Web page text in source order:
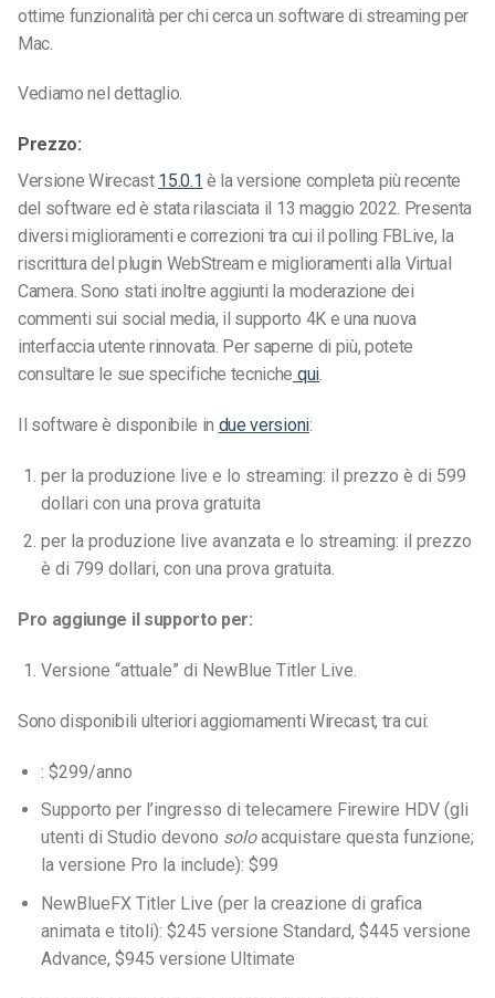
ottime funzionalità per chi cerca un software di streaming per
Mac.
Vediamo nel dettaglio.
Prezzo:
Versione Wirecast 15.0.1 è la versione completa più recente
del software ed è stata rilasciata il 13 maggio 2022. Presenta
diversi miglioramenti e correzioni tra cui il polling FBLive, la
riscrittura del plugin WebStream e miglioramenti alla Virtual
Camera. Sono stati inoltre aggiunti la moderazione dei
commenti sui social media, il supporto 4K e una nuova
interfaccia utente rinnovata. Per saperne di più, potete
consultare le sue specifiche tecniche qui.
Il software è disponibile in due versioni:
per la produzione live e lo streaming: il prezzo è di 599
dollari con una prova gratuita
per la produzione live avanzata e lo streaming: il prezzo
è di 799 dollari, con una prova gratuita.
Pro aggiunge il supporto per:
Versione “attuale” di NewBlue Titler Live.
Sono disponibili ulteriori aggiornamenti Wirecast, tra cui:
: $299/anno
Supporto per l’ingresso di telecamere Firewire HDV (gli
utenti di Studio devono soloacquistare questa funzione;
la versione Pro la include): $99
NewBlueFX Titler Live (per la creazione di grafica
animata e titoli): $245 versione Standard, $445 versione
Advance, $945 versione Ultimate